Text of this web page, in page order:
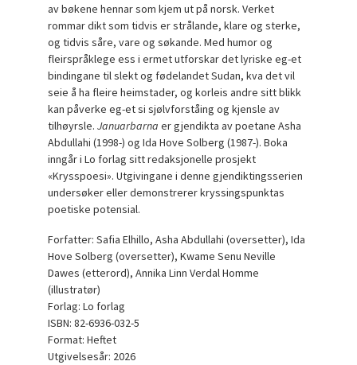
av bøkene hennar som kjem ut på norsk. Verket
rommar dikt som tidvis er strålande, klare og sterke,
og tidvis såre, vare og søkande. Med humor og
fleirspråklege ess i ermet utforskar det lyriske eg-et
bindingane til slekt og fødelandet Sudan, kva det vil
seie å ha fleire heimstader, og korleis andre sitt blikk
kan påverke eg-et si sjølvforståing og kjensle av
tilhøyrsle.Januarbarna er gjendikta av poetane Asha
Abdullahi (1998-) og Ida Hove Solberg (1987-). Boka
inngår i Lo forlag sitt redaksjonelle prosjekt
«Krysspoesi». Utgivingane i denne gjendiktingsserien
undersøker eller demonstrerer kryssingspunktas
poetiske potensial.
Forfatter: Safia Elhillo, Asha Abdullahi (oversetter), Ida
Hove Solberg (oversetter), Kwame Senu Neville
Dawes (etterord), Annika Linn Verdal Homme
(illustratør)
Forlag: Lo forlag
ISBN: 82-6936-032-5
Format: Heftet
Utgivelsesår: 2026